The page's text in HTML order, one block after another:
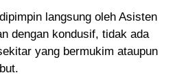
langsung oleh Asisten
dengan kondusif, tidak ada
yang bermukim ataupun